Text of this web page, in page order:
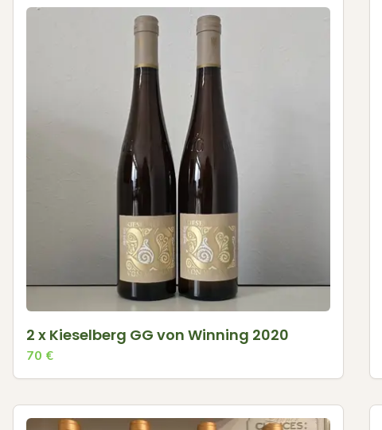
2 x Kieselberg GG von Winning 2020
70 €